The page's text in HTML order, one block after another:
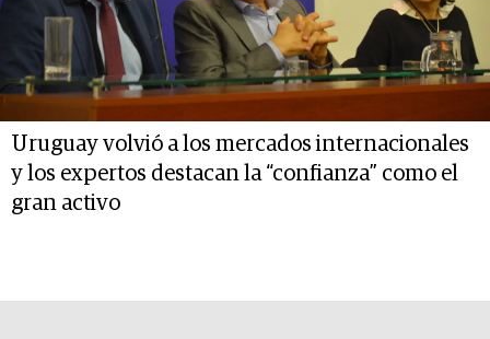
Uruguay volvió a los mercados internacionales
y los expertos destacan la “confianza” como el
gran activo